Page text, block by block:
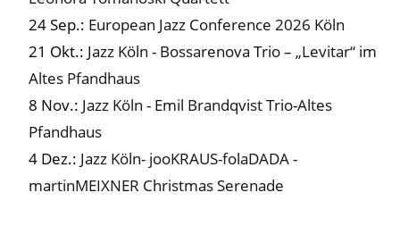
24 Sep.: European Jazz Conference 2026 Köln
21 Okt.: Jazz Köln - Bossarenova Trio – „Levitar“ im
Altes Pfandhaus
8 Nov.: Jazz Köln - Emil Brandqvist Trio-Altes
Pfandhaus
4 Dez.: Jazz Köln- jooKRAUS-folaDADA -
martinMEIXNER Christmas Serenade